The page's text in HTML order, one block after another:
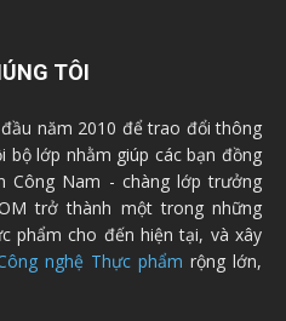
TÔI
năm 2010 để trao đổi thông
bộ lớp nhằm giúp các bạn đồng
Công Nam - chàng lớp trưởng
trở thành một trong những
phẩm cho đến hiện tại, và xây
nghệ Thực phẩm rộng lớn,